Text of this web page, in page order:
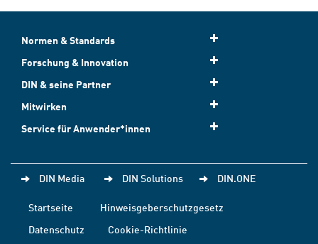
Normen & Standards
Forschung & Innovation
DIN & seine Partner
Mitwirken
Service für Anwender*innen
DIN Media DIN Solutions DIN.ONE
Startseite
Hinweisgeberschutzgesetz
Datenschutz
Cookie-Richtlinie